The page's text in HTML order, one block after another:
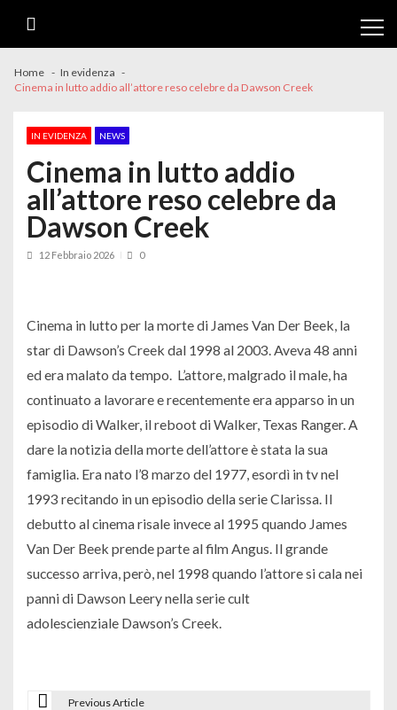
Home
In evidenza
Cinema in lutto addio all’attore reso celebre da Dawson Creek
IN EVIDENZA NEWS
Cinema in lutto addio
all’attore reso celebre da
Dawson Creek
12 Febbraio 2026 0
Cinema in lutto per la morte di James Van Der Beek, la
star di Dawson’s Creek dal 1998 al 2003. Aveva 48 anni
ed era malato da tempo. L’attore, malgrado il male, ha
continuato a lavorare e recentemente era apparso in un
episodio di Walker, il reboot di Walker, Texas Ranger. A
dare la notizia della morte dell’attore è stata la sua
famiglia. Era nato l’8 marzo del 1977, esordì in tv nel
1993 recitando in un episodio della serieClarissa. Il
debutto al cinema risale invece al 1995 quando James
Van Der Beek prende parte al filmAngus. Il grande
successo arriva, però, nel 1998 quando l’attore si cala nei
panni di Dawson Leery nella serie cult
adolescienziale Dawson’s Creek.
Previous Article